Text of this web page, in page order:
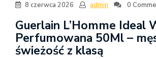
8 czerwca 2026 admin 0
Guerlain L’Homme Ideal
Perfumowana 50Ml –
świeżość z klasą